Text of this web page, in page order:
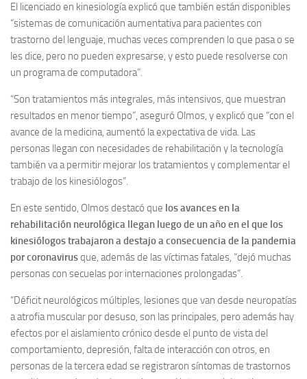
El licenciado en kinesiología explicó que también están disponibles
“sistemas de comunicación aumentativa para pacientes con
trastorno del lenguaje, muchas veces comprenden lo que pasa o se
les dice, pero no pueden expresarse, y esto puede resolverse con
un programa de computadora”.
“Son tratamientos más integrales, más intensivos, que muestran
resultados en menor tiempo”, aseguró Olmos, y explicó que “con el
avance de la medicina, aumentó la expectativa de vida. Las
personas llegan con necesidades de rehabilitación y la tecnología
también va a permitir mejorar los tratamientos y complementar el
trabajo de los kinesiólogos”.
En este sentido, Olmos destacó que los avances en la
rehabilitación neurológica llegan luego de un año en el que los
kinesiólogos trabajaron a destajo a consecuencia de la pandemia
por coronavirusque, además de las víctimas fatales, “dejó muchas
personas con secuelas por internaciones prolongadas”.
“Déficit neurológicos múltiples, lesiones que van desde neuropatías
a atrofia muscular por desuso, son las principales, pero además hay
efectos por el aislamiento crónico desde el punto de vista del
comportamiento, depresión, falta de interacción con otros, en
personas de la tercera edad se registraron síntomas de trastornos